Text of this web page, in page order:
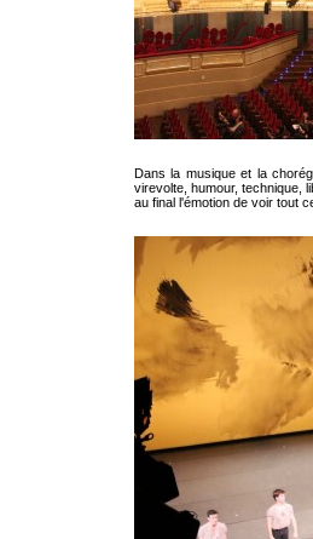
Dans la musique et la
virevolte, humour, technique,
au final l'émotion de voir tout